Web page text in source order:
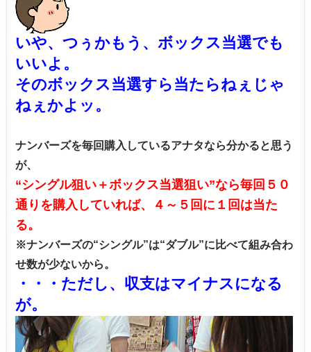
いや、つぅかもう、ボックス当選でも
いいよ。
そのボックス当選すら当たらねぇじゃ
ねぇかよッ。
ナンバーズを毎回購入しているアナタなら分かると思う
が、
“シングル狙い＋ボックス当選狙い”なら毎回５０
通りを購入していれば、４～５回に１回は当た
る。
※ナンバーズの“シングル”は“ダブル”に比べて組み合わ
せ数が少ないから。
・・・ただし、収支はマイナスになる
が。